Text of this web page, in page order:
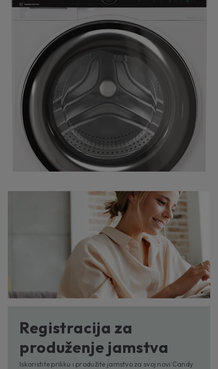
Registracija za
produženje jamstva
Iskoristite priliku i produžite jamstvo za svoj novi Candy